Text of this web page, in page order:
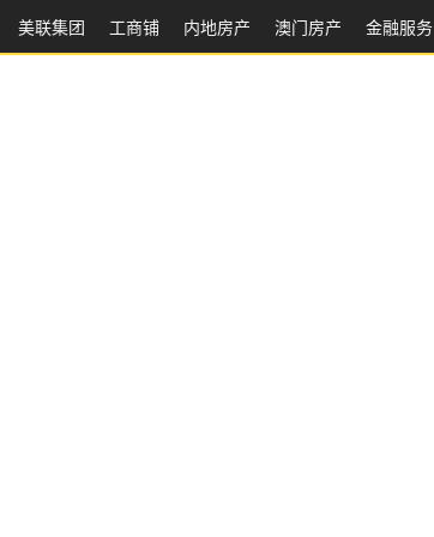
美联集团 工商铺 内地房产 澳⻔房产 金融服务